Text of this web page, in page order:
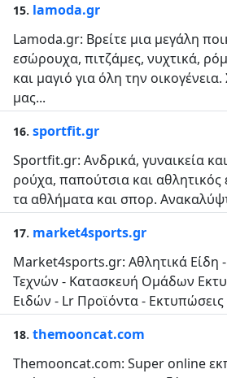
15. lamoda.gr
Lamoda.gr: Βρείτε μια μεγάλη
εσώρουχα, πιτζάμες, νυχτικά,
και μαγιό για όλη την
μας...
16. sportfit.gr
Sportfit.gr: Ανδρικά, γυναικεία
ρούχα, παπούτσια και αθλητικός
τα αθλήματα και σπορ.
17. market4sports.gr
Market4sports.gr: Αθλητικά Είδη
Τεχνών - Κατασκευή Ομάδων
Ειδών - Lr Προϊόντα -
18. themooncat.com
Themooncat.com: Super online